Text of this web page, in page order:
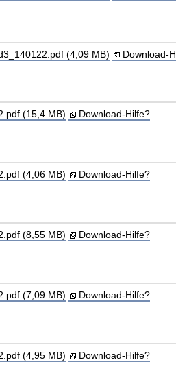
(4,09 MB)
Download-
(15,4 MB)
Download-Hilfe?
(4,06 MB)
Download-Hilfe?
(8,55 MB)
Download-Hilfe?
(7,09 MB)
Download-Hilfe?
(4,95 MB)
Download-Hilfe?